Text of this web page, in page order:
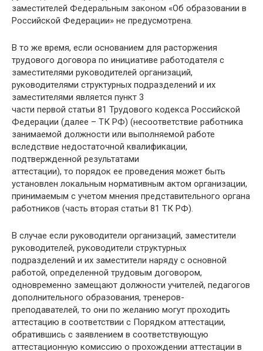
заместителей Федеральным законом «Об образовании в
Российской Федерации» не предусмотрена.
В то же время, если основанием для расторжения
трудового договора по инициативе работодателя с
заместителями руководителей организаций,
руководителями структурных подразделений и их
заместителями является пункт 3
части первой статьи 81 Трудового кодекса Российской
Федерации (далее – ТК РФ) (несоответствие работника
занимаемой должности или выполняемой работе
вследствие недостаточной квалификации,
подтвержденной результатами
аттестации), то порядок ее проведения может быть
установлен локальным нормативным актом организации,
принимаемым с учетом мнения представительного органа
работников (часть вторая статьи 81 ТК РФ).
В случае если руководители организаций, заместители
руководителей, руководители структурных
подразделений и их заместители наряду с основной
работой, определенной трудовым договором,
одновременно замещают должности учителей, педагогов
дополнительного образования, тренеров-
преподавателей, то они по желанию могут проходить
аттестацию в соответствии с Порядком аттестации,
обратившись с заявлением в соответствующую
аттестационную комиссию о прохождении аттестации в